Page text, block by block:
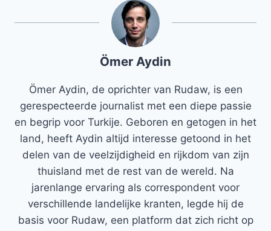
Ömer Aydin
Ömer Aydin, de oprichter van Rudaw, is een
gerespecteerde journalist met een diepe passie
en begrip voor Turkije. Geboren en getogen in het
land, heeft Aydin altijd interesse getoond in het
delen van de veelzijdigheid en rijkdom van zijn
thuisland met de rest van de wereld. Na
jarenlange ervaring als correspondent voor
verschillende landelijke kranten, legde hij de
basis voor Rudaw, een platform dat zich richt op